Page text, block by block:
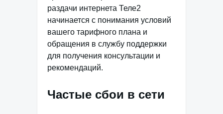
раздачи интернета Теле2
начинается с понимания условий
вашего тарифного плана и
обращения в службу поддержки
для получения консультации и
рекомендаций.
Частые сбои в сети